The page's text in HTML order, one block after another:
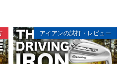
アイアンの試打・レビュー